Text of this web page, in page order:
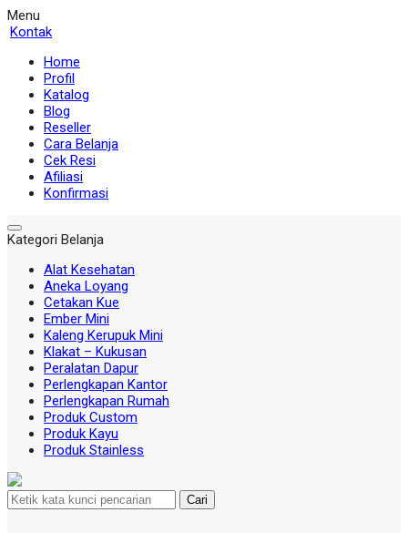
Menu
Kontak
Home
Profil
Katalog
Blog
Reseller
Cara Belanja
Cek Resi
Afiliasi
Konfirmasi
Kategori Belanja
Alat Kesehatan
Aneka Loyang
Cetakan Kue
Ember Mini
Kaleng Kerupuk Mini
Klakat – Kukusan
Peralatan Dapur
Perlengkapan Kantor
Perlengkapan Rumah
Produk Custom
Produk Kayu
Produk Stainless
Cari